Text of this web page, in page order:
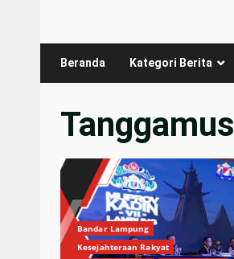
Beranda Kategori Berita
Tanggamus
Bandar Lampung
Kesejahteraan Rakyat